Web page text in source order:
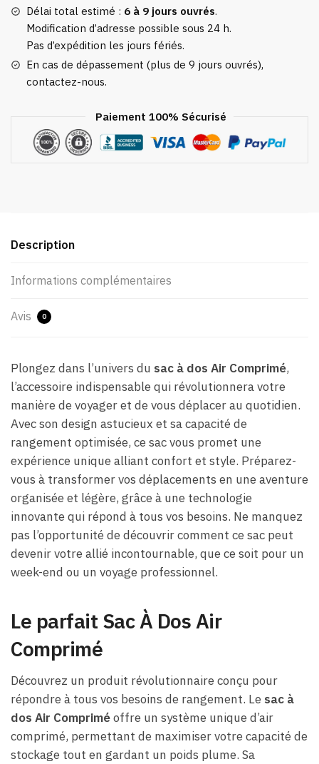
Délai total estimé : 6 à 9 jours ouvrés.
Modification d’adresse possible sous 24 h.
Pas d’expédition les jours fériés.
En cas de dépassement (plus de 9 jours ouvrés),
contactez-nous.
Paiement 100% Sécurisé
Description
Informations complémentaires
Avis 0
Plongez dans l’univers du sac à dos Air Comprimé,
l’accessoire indispensable qui révolutionnera votre
manière de voyager et de vous déplacer au quotidien.
Avec son design astucieux et sa capacité de
rangement optimisée, ce sac vous promet une
expérience unique alliant confort et style. Préparez-
vous à transformer vos déplacements en une aventure
organisée et légère, grâce à une technologie
innovante qui répond à tous vos besoins. Ne manquez
pas l’opportunité de découvrir comment ce sac peut
devenir votre allié incontournable, que ce soit pour un
week-end ou un voyage professionnel.
Le parfait Sac À Dos Air
Comprimé
Découvrez un produit révolutionnaire conçu pour
répondre à tous vos besoins de rangement. Le sac à
dos Air Compriméoffre un système unique d’air
comprimé, permettant de maximiser votre capacité de
stockage tout en gardant un poids plume. Sa